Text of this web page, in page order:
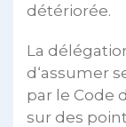
détériorée.
La
d‘assumer
par le Code
sur des